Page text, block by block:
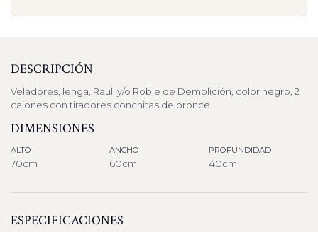
DESCRIPCIÓN
Veladores, lenga, Rauli y/o Roble de Demolición, color negro, 2
cajones con tiradores conchitas de bronce
DIMENSIONES
ALTO
70cm
ANCHO
60cm
PROFUNDIDAD
40cm
ESPECIFICACIONES